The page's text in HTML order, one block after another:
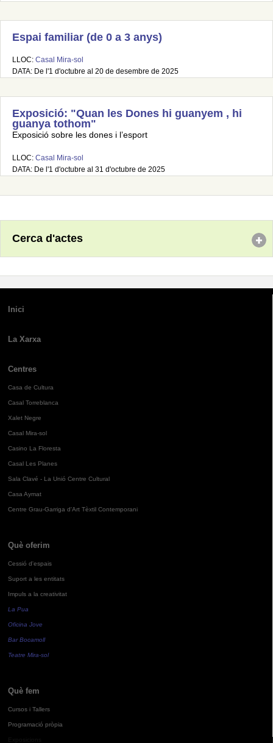
Espai familiar (de 0 a 3 anys)
LLOC: Casal Mira-sol
DATA: De l'1 d'octubre al 20 de desembre de 2025
Exposició: "Quan les Dones hi guanyem , hi
guanya tothom"
Exposició sobre les dones i l’esport
LLOC: Casal Mira-sol
DATA: De l'1 d'octubre al 31 d'octubre de 2025
Cerca d'actes
Inici
La Xarxa
Centres
Casa de Cultura
Casal Torreblanca
Xalet Negre
Casal Mira-sol
Casino La Floresta
Casal Les Planes
Sala Clavé - La Unió Centre Cultural
Casa Aymat
Centre Grau-Garriga d'Art Tèxtil Contemporani
Què oferim
Cessió d'espais
Suport a les entitats
Impuls a la creativitat
La Pua
Oficina Jove
Bar Bocamoll
Teatre Mira-sol
Què fem
Cursos i Tallers
Programació pròpia